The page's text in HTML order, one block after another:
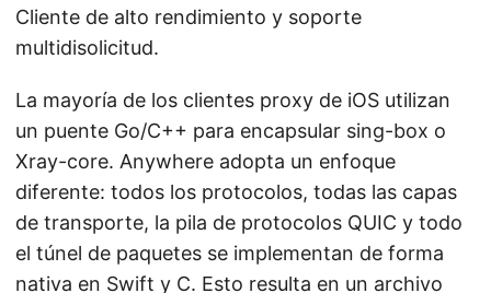
Cliente de alto rendimiento y soporte
multidisolicitud.
La mayoría de los clientes proxy de iOS utilizan
un puente Go/C++ para encapsular sing-box o
Xray-core. Anywhere adopta un enfoque
diferente: todos los protocolos, todas las capas
de transporte, la pila de protocolos QUIC y todo
el túnel de paquetes se implementan de forma
nativa en Swift y C. Esto resulta en un archivo